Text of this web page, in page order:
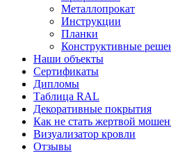
Металлопрокат
Инструкции
Планки
Конструктивные
Наши объекты
Сертификаты
Дипломы
Таблица RAL
Декоративные покрытия
Как не стать жертвой
Визуализатор кровли
Отзывы